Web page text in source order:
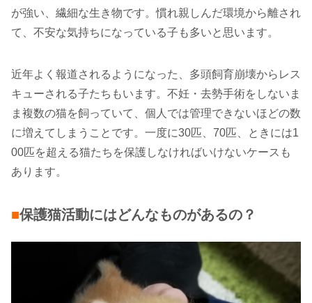
が強い、繊細な生き物です。慣れ親しんだ環境から離され
て、不安な気持ちになっている子も多いと思います。
近年よく報道されるようになった、多頭飼育崩壊からレス
キューされる子たちもいます。不妊・去勢手術をしないま
ま複数の猫を飼っていて、個人では管理できないほどの数
に増えてしまうことです。一度に30匹、70匹、ときには1
00匹を超える猫たちを保護しなければいけないケースも
あります。
■保護猫活動にはどんなものがあるの？